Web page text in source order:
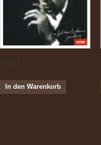
Serge...
In den Warenkorb